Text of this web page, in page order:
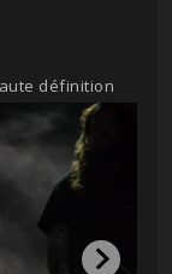
définition